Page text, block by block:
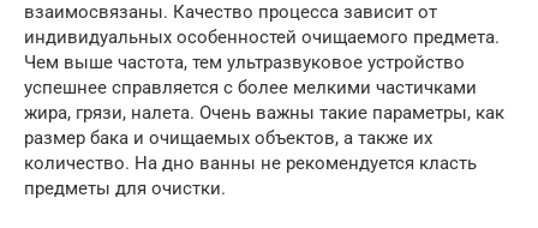
взаимосвязаны. Качество процесса зависит от
индивидуальных особенностей очищаемого предмета.
Чем выше частота, тем ультразвуковое устройство
успешнее справляется с более мелкими частичками
жира, грязи, налета. Очень важны такие параметры, как
размер бака и очищаемых объектов, а также их
количество. На дно ванны не рекомендуется класть
предметы для очистки.